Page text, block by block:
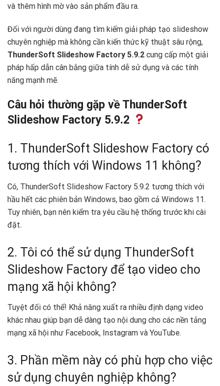
và thêm hình mờ vào sản phẩm đầu ra.
Đối với người dùng đang tìm kiếm giải pháp tạo slideshow
chuyên nghiệp mà không cần kiến thức kỹ thuật sâu rộng,
ThunderSoft Slideshow Factory 5.9.2 cung cấp một giải
pháp hấp dẫn cân bằng giữa tính dễ sử dụng và các tính
năng mạnh mẽ.
Câu hỏi thường gặp về ThunderSoft
Slideshow Factory 5.9.2
1. ThunderSoft Slideshow Factory có
tương thích với Windows 11 không?
Có, ThunderSoft Slideshow Factory 5.9.2 tương thích với
hầu hết các phiên bản Windows, bao gồm cả Windows 11.
Tuy nhiên, bạn nên kiểm tra yêu cầu hệ thống trước khi cài
đặt.
2. Tôi có thể sử dụng ThunderSoft
Slideshow Factory để tạo video cho
mạng xã hội không?
Tuyệt đối có thể! Khả năng xuất ra nhiều định dạng video
khác nhau giúp bạn dễ dàng tạo nội dung cho các nền tảng
mạng xã hội như Facebook, Instagram và YouTube.
3. Phần mềm này có phù hợp cho việc
sử dụng chuyên nghiệp không?